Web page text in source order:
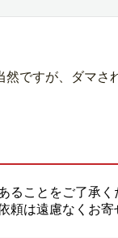
然ですが、ダマさ
ことをご了承く
は遠慮なくお寄